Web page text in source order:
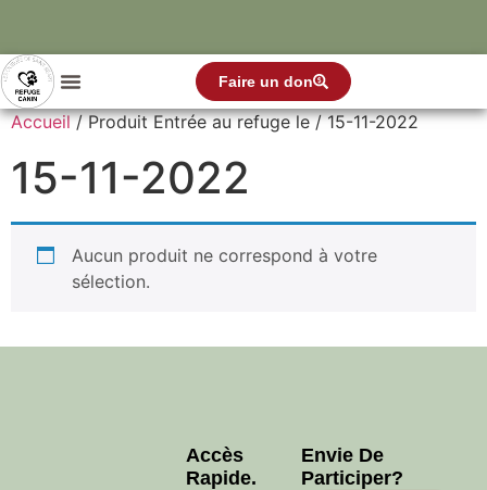
Faire un don
Accueil/ Produit Entrée au refuge le / 15-11-2022
15-11-2022
Aucun produit ne correspond à votre
sélection.
Accès
Rapide.
Envie De
Participer?